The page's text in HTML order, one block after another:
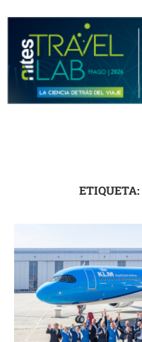
ETIQUETA: